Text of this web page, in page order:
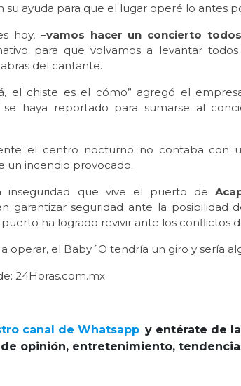
su ayuda para que el lugar operé lo antes
hoy, –vamos hacer un concierto
para que volvamos a levantar
del cantante.
el chiste es el cómo” agregó el
se haya reportado para sumarse al
el centro nocturno no contaba con
un incendio provocado.
inseguridad que vive el puerto de
garantizar seguridad ante la posibilidad
ha logrado revivir ante los conflictos
a operar, el Baby´O tendría un giro y sería
24Horas.com.mx
canal de Whatsapp y entérate de
opinión, entretenimiento,